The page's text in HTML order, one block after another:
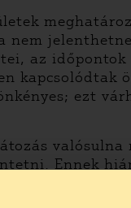
az
ezt
Ennek